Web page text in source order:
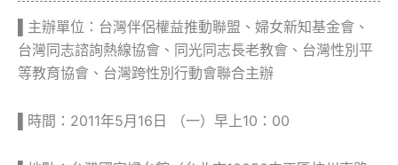
▌主辦單位：台灣伴侶權益推動聯盟、婦女新知基金會、
台灣同志諮詢熱線協會、同光同志長老教會、台灣性別平
等教育協會、台灣跨性別行動會聯合主辦
▌時間：2011年5月16日 （一）早上10：00